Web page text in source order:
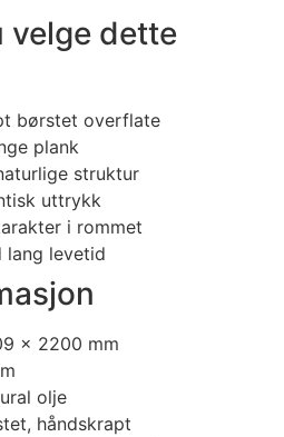
velge dette
børstet overflate
plank
struktur
uttrykk
i rommet
lang levetid
x 2200 mm
olje
håndskrapt